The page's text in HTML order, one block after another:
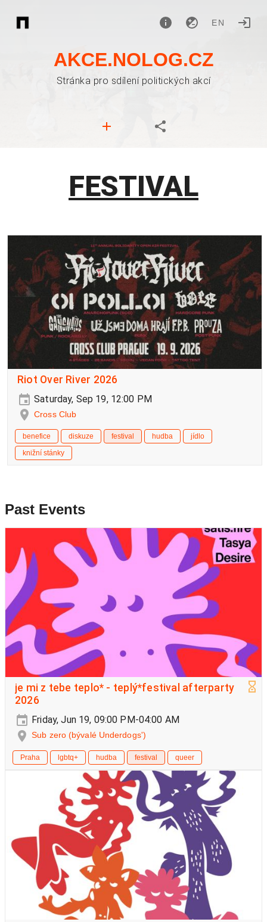
EN
AKCE.NOLOG.CZ
Stránka pro sdílení politických akcí
FESTIVAL
Riot Over River 2026
Saturday, Sep 19, 12:00 PM
Cross Club
benefice diskuze festival hudba
jídlo
knižní stánky
Past Events
je mi z tebe teplo* - teplý*festival afterparty
2026
Friday, Jun 19, 09:00 PM-04:00 AM
Sub zero (bývalé Underdogs')
Praha lgbtq+ hudba festival queer